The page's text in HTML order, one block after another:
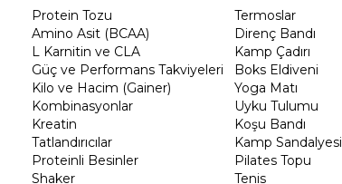
Protein Tozu
Amino Asit (BCAA)
L Karnitin ve CLA
Güç ve Performans Takviyeleri
Kilo ve Hacim (Gainer)
Kombinasyonlar
Kreatin
Tatlandırıcılar
Proteinli Besinler
Shaker
Termoslar
Direnç Bandı
Kamp Çadırı
Boks Eldiveni
Yoga Matı
Uyku Tulumu
Koşu Bandı
Kamp Sandalyesi
Pilates Topu
Tenis